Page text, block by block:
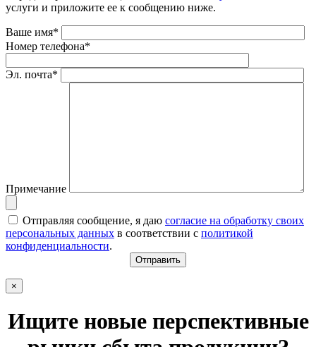
услуги и приложите ее к сообщению ниже.
Ваше имя*
Номер телефона*
Эл. почта*
Примечание
Отправляя сообщение, я даю согласие на обработку своих
персональных данных в соответствии с политикой
конфиденциальности.
×
Ищите новые перспективные